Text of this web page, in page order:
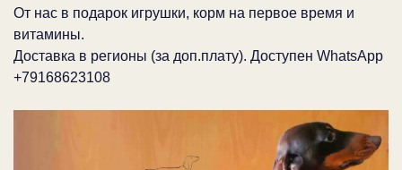
От нас в подарок игрушки, корм на первое время и
витамины.
Доставка в регионы (за доп.плату). Доступен WhatsApp
+79168623108